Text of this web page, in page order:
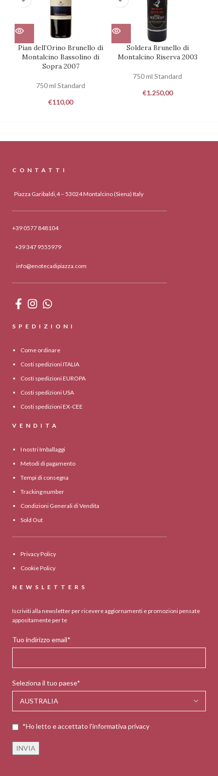
Pian dell’Orino Brunello di
Montalcino Bassolino di
Sopra 2007
750 ml Standard
€110,00
Soldera Brunello di
Montalcino Riserva 2003
750 ml Standard
€1.250,00
CONTATTI
Piazza Garibaldi,4 – 53024 Montalcino (Siena) Italy
+39 0577 848104
+39 347 9555979
info@enotecadipiazza.com
SPEDIZIONI
Come ordinare
Costi spedizioni ITALIA
Costi spedizioni EUROPA
Costi spedizioni USA
Costi spedizioni EX-CEE
VENDITA
I nostri Imballaggi
Metodi di pagamento
Tempi di consegna
Tracking number
Condizioni Generali di Vendita
Sold Out
Privacy Policy
Cookie Policy
NEWSLETTERS
Iscriviti alla newsletter per ricevere aggiornamenti e promozioni pensate
appositamente per te
Tuo indirizzo email*
Seleziona il tuo paese*
*Ho letto e accettato l'informativa privacy